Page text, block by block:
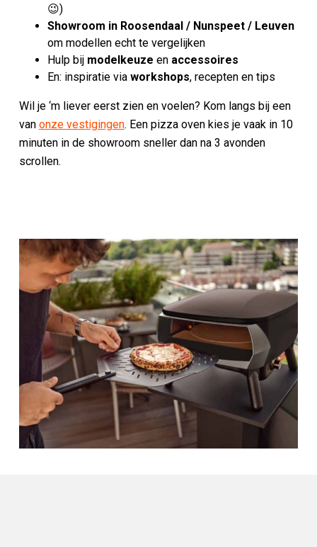
😉)
Showroom in Roosendaal / Nunspeet / Leuven
om modellen echt te vergelijken
Hulp bij modelkeuze en accessoires
En: inspiratie via workshops, recepten en tips
Wil je ‘m liever eerst zien en voelen? Kom langs bij een
van onze vestigingen. Een pizza oven kies je vaak in 10
minuten in de showroom sneller dan na 3 avonden
scrollen.